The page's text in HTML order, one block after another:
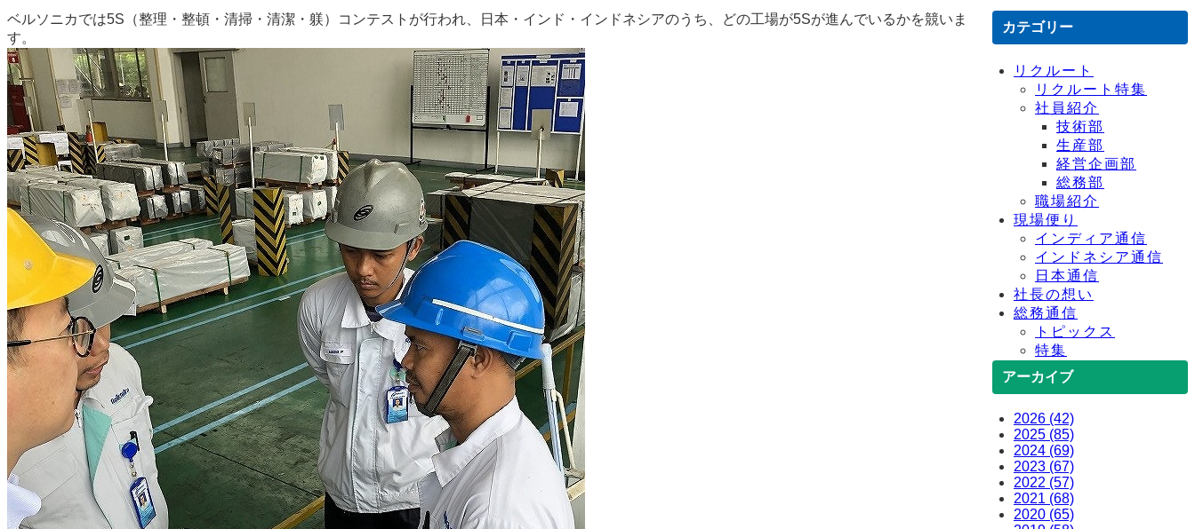
ベルソニカでは5S（整理・整頓・清掃・清潔・躾）コンテストが行われ、日本・インド・インドネシアのうち、どの工場が5Sが進んでいるかを競いま
す。
カテゴリー
リクルート
リクルート特集
社員紹介
技術部
生産部
経営企画部
総務部
職場紹介
現場便り
インディア通信
インドネシア通信
日本通信
社長の想い
総務通信
トピックス
特集
アーカイブ
2026 (42)
2025 (85)
2024 (69)
2023 (67)
2022 (57)
2021 (68)
2020 (65)